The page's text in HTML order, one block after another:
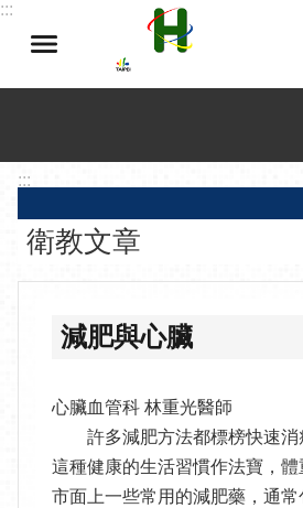
跳到主要內容區塊
:::
:::
衛教文章
減肥與心臟
心臟血管科 林重光醫師
許多減肥方法都標榜快速消
這種健康的生活習慣作法寶，
市面上一些常用的減肥藥，通